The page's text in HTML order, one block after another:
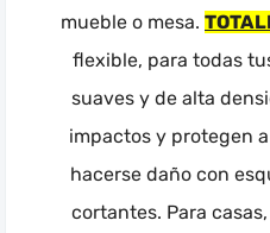
mueble o mesa.
flexible, para todas
suaves y de alta
impactos y protegen
hacerse daño con
cortantes. Para